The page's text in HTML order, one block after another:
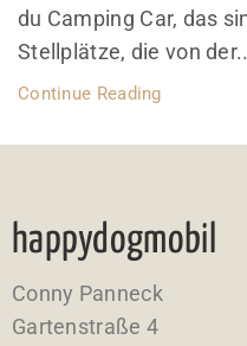
du Camping Car, das
Stellplätze, die von
Continue Reading
happydogmobil
Conny Panneck
Gartenstraße 4